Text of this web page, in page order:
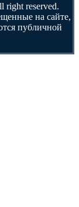
reserved.
на сайте,
публичной